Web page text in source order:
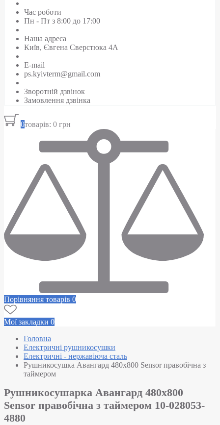
Час роботи
Пн - Пт з 8:00 до 17:00
Наша адреса
Київ, Євгена Сверстюка 4А
E-mail
ps.kyivterm@gmail.com
Зворотній дзвінок
Замовлення дзвінка
0товарів: 0 грн
Порівняння товарів 0
Мої закладки 0
Головна
Електричні рушникосушки
Електричні - нержавіюча сталь
Рушникосушка Авангард 480х800 Sensor правобічна з
таймером
Рушникосушарка Авангард 480х800
Sensor правобічна з таймером 10-028053-
4880